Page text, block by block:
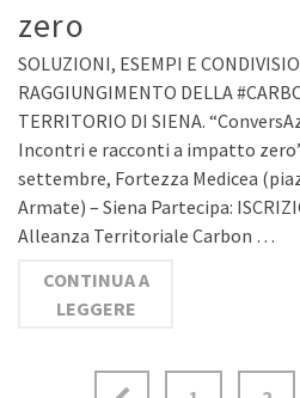
zero
SOLUZIONI, ESEMPI E
RAGGIUNGIMENTO DELLA
TERRITORIO DI SIENA.
Incontri e racconti a impatto
settembre, Fortezza Medicea
Armate) – Siena Partecipa:
Alleanza Territoriale Carbon …
CONTINUA A
LEGGERE